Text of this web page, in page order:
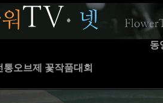
동
오브제 꽃작품대회